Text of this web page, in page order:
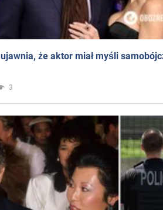
że aktor miał myśli
3